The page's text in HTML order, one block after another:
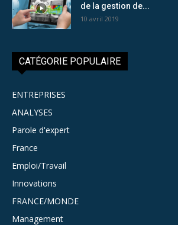
de la gestion de...
10 avril 2019
CATÉGORIE POPULAIRE
ENTREPRISES
ANALYSES
Parole d'expert
France
Emploi/Travail
Innovations
FRANCE/MONDE
Management